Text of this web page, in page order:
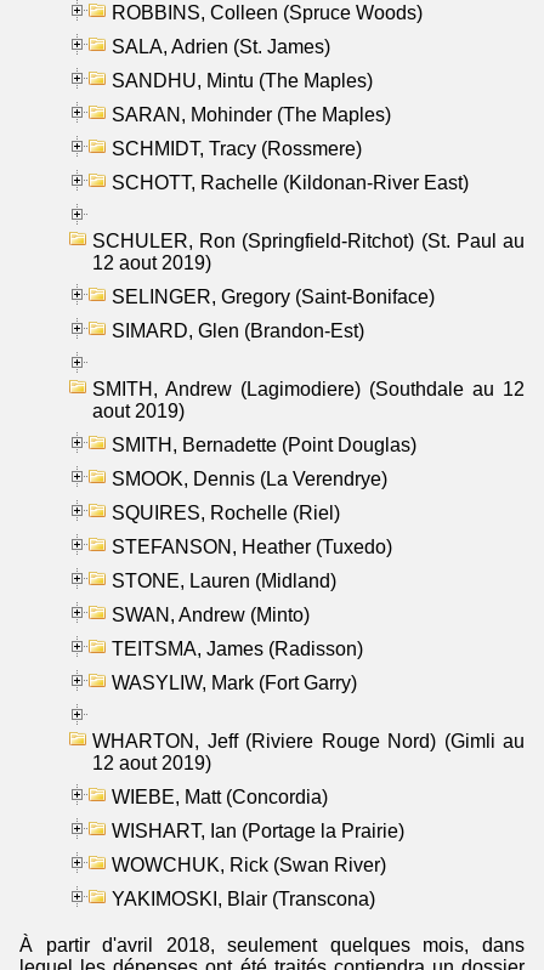
ROBBINS, Colleen (Spruce Woods)
SALA, Adrien (St. James)
SANDHU, Mintu (The Maples)
SARAN, Mohinder (The Maples)
SCHMIDT, Tracy (Rossmere)
SCHOTT, Rachelle (Kildonan-River East)
SCHULER, Ron (Springfield-Ritchot) (St. Paul au
12 aout 2019)
SELINGER, Gregory (Saint-Boniface)
SIMARD, Glen (Brandon-Est)
SMITH, Andrew (Lagimodiere) (Southdale au 12
aout 2019)
SMITH, Bernadette (Point Douglas)
SMOOK, Dennis (La Verendrye)
SQUIRES, Rochelle (Riel)
STEFANSON, Heather (Tuxedo)
STONE, Lauren (Midland)
SWAN, Andrew (Minto)
TEITSMA, James (Radisson)
WASYLIW, Mark (Fort Garry)
WHARTON, Jeff (Riviere Rouge Nord) (Gimli au
12 aout 2019)
WIEBE, Matt (Concordia)
WISHART, Ian (Portage la Prairie)
WOWCHUK, Rick (Swan River)
YAKIMOSKI, Blair (Transcona)
À partir d'avril 2018, seulement quelques mois, dans